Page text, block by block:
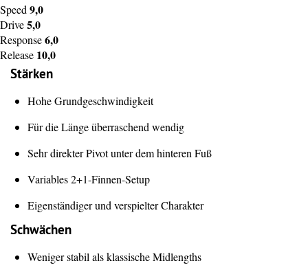
Speed 9,0
Drive5,0
Response6,0
Release 10,0
Stärken
Hohe Grundgeschwindigkeit
Für die Länge überraschend wendig
Sehr direkter Pivot unter dem hinteren Fuß
Variables 2+1-Finnen-Setup
Eigenständiger und verspielter Charakter
Schwächen
Weniger stabil als klassische Midlengths